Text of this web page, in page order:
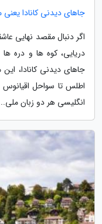
جاهای دیدنی کانادا
اگر دنبال مقصد نهایی
دریایی، کوه ها و دره
جاهای دیدنی کانادا،
اطلس تا سواحل
انگلیسی هر دو زبان